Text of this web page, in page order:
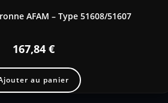
AFAM – Type 51608/51607
167,84 €
au panier